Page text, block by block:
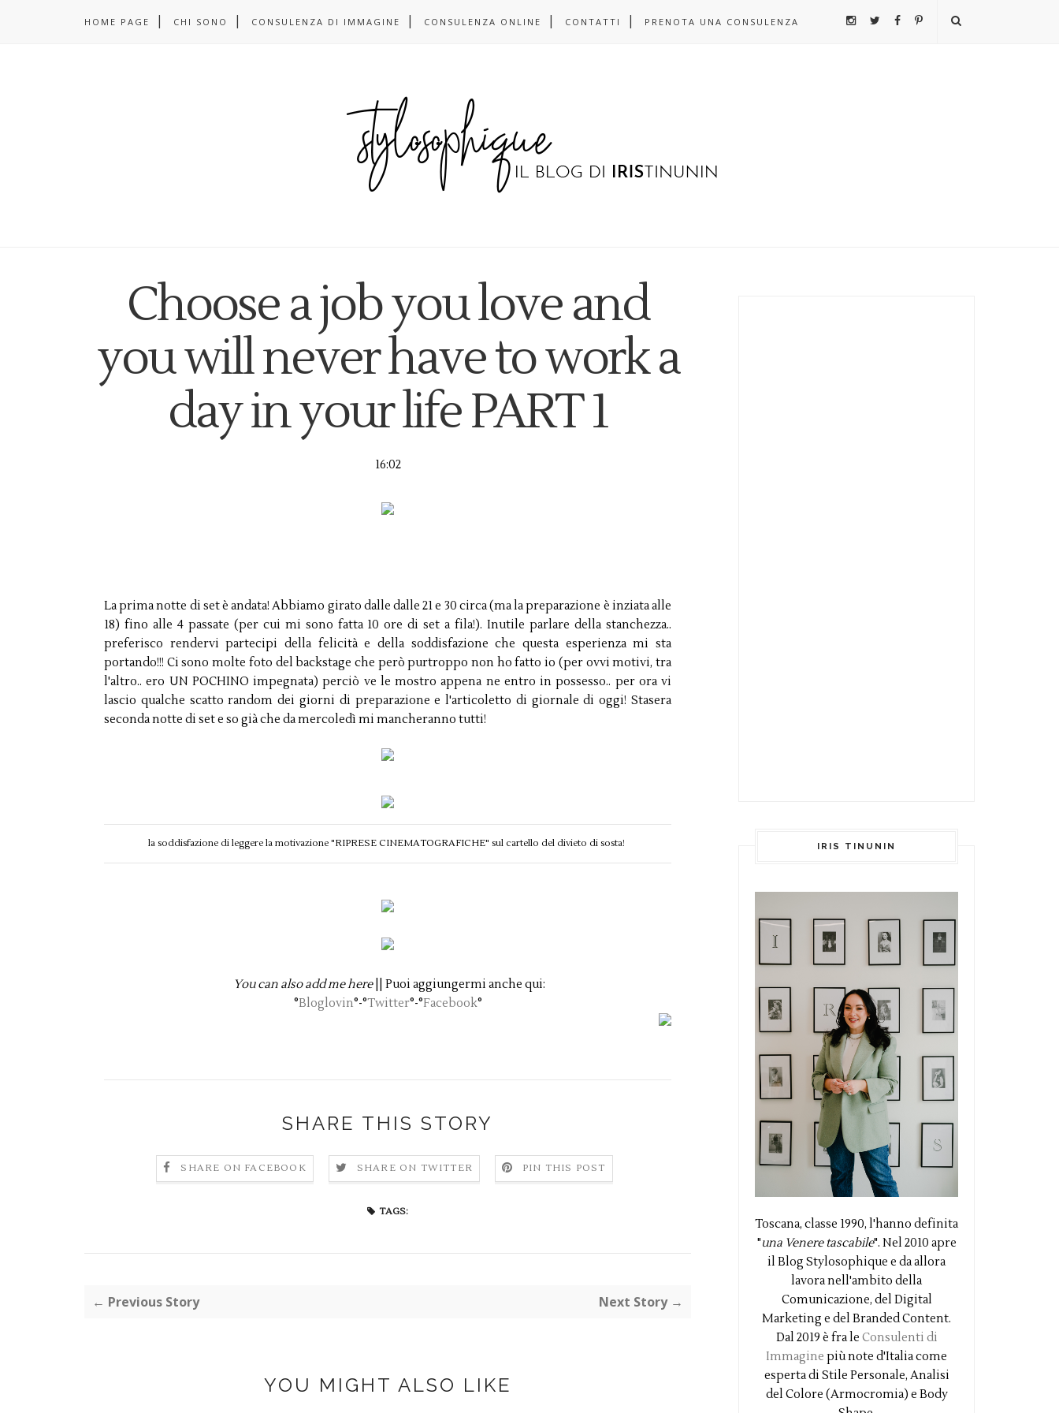
HOME PAGE CHI SONO CONSULENZA DI IMMAGINE CONSULENZA ONLINE CONTATTI PRENOTA UNA CONSULENZA
Choose a job you love and
you will never have to work a
day in your life PART 1
16:02
La prima notte di set è andata! Abbiamo girato dalle dalle 21 e 30 circa (ma la preparazione è inziata alle
18) fino alle 4 passate (per cui mi sono fatta 10 ore di set a fila!). Inutile parlare della stanchezza..
preferisco rendervi partecipi della felicità e della soddisfazione che questa esperienza mi sta
portando!!! Ci sono molte foto del backstage che però purtroppo non ho fatto io (per ovvi motivi, tra
l'altro.. ero UN POCHINO impegnata) perciò ve le mostro appena ne entro in possesso.. per ora vi
lascio qualche scatto random dei giorni di preparazione e l'articoletto di giornale di oggi! Stasera
seconda notte di set e so già che da mercoledì mi mancheranno tutti!
la soddisfazione di leggere la motivazione "RIPRESE CINEMATOGRAFICHE" sul cartello del divieto di sosta!
You can also add me here|| Puoi aggiungermi anche qui:
°Bloglovin°-°Twitter°-°Facebook°
SHARE THIS STORY
SHARE ON FACEBOOK SHARE ON TWITTER PIN THIS POST
TAGS:
← Previous Story Next Story →
YOU MIGHT ALSO LIKE
IRIS TINUNIN
Toscana, classe 1990, l'hanno definita
"una Venere tascabile". Nel 2010 apre
il Blog Stylosophique e da allora
lavora nell'ambito della
Comunicazione, del Digital
Marketing e del Branded Content.
Dal 2019 è fra le Consulenti di
Immagine più note d'Italia come
esperta di Stile Personale, Analisi
del Colore (Armocromia) e Body